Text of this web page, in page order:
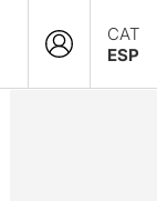
CAT
ESP